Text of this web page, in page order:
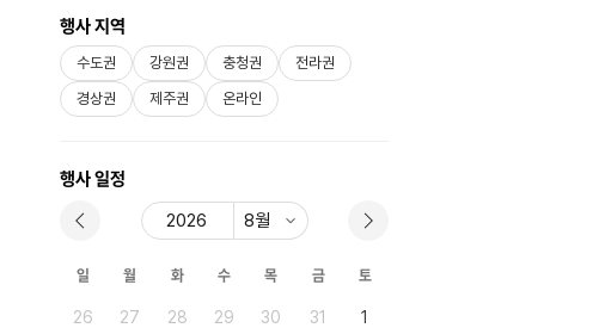
행사 지역
수도권 강원권 충청권
전라권
경상권
제주권 온라인
행사 일정
일 월 화 수 목 금 토
26 27 28 29 30 31 1